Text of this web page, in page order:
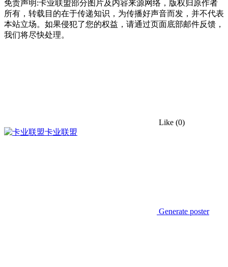
免责声明:卡业联盟部分图片及内容来源网络，版权归原作者
所有，转载目的在于传递知识，为传播好声音而发，并不代表
本站立场。如果侵犯了您的权益，请通过页面底部邮件反馈，
我们将尽快处理。
Like (0)
卡业联盟
Generate poster